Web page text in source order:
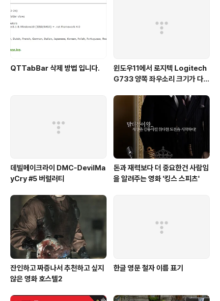
베타라 그런지 별로 마음에 들지도 않고, 무엇보다 업데이
트를 잘 안합니다..; 그래서 지우기로 결심했습니다. ie9는
윈도우7에서만 사..
QTTabBar 삭제 방법 입니다.
윈도우11에서 로지텍 Logitech
G733 양쪽 좌우소리 크기가 다르
게 들려요!)
데빌메이크라이 DMC-DevilMa
yCry #5 버럴러티
돈과 재력보다 더 중요한건 사람임
을 알려주는 영화 '킹스 스피츠'
잔인하고 짜증나서 추천하고 싶지
않은 영화 호스텔2
한글 영문 철자 이름 표기